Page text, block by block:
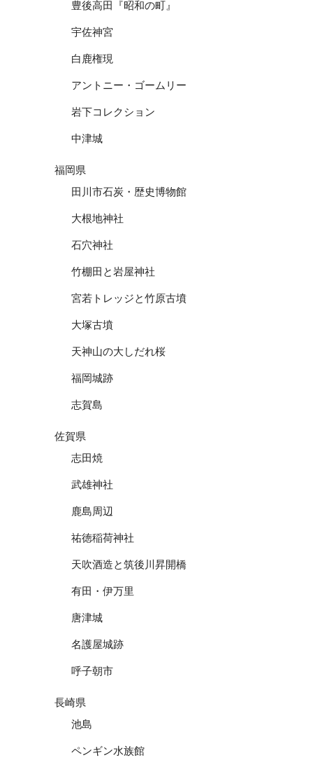
豊後高田『昭和の町』
宇佐神宮
白鹿権現
アントニー・ゴームリー
岩下コレクション
中津城
福岡県
田川市石炭・歴史博物館
大根地神社
石穴神社
竹棚田と岩屋神社
宮若トレッジと竹原古墳
大塚古墳
天神山の大しだれ桜
福岡城跡
志賀島
佐賀県
志田焼
武雄神社
鹿島周辺
祐徳稲荷神社
天吹酒造と筑後川昇開橋
有田・伊万里
唐津城
名護屋城跡
呼子朝市
長崎県
池島
ペンギン水族館